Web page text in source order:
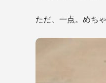
ただ、一点。めち